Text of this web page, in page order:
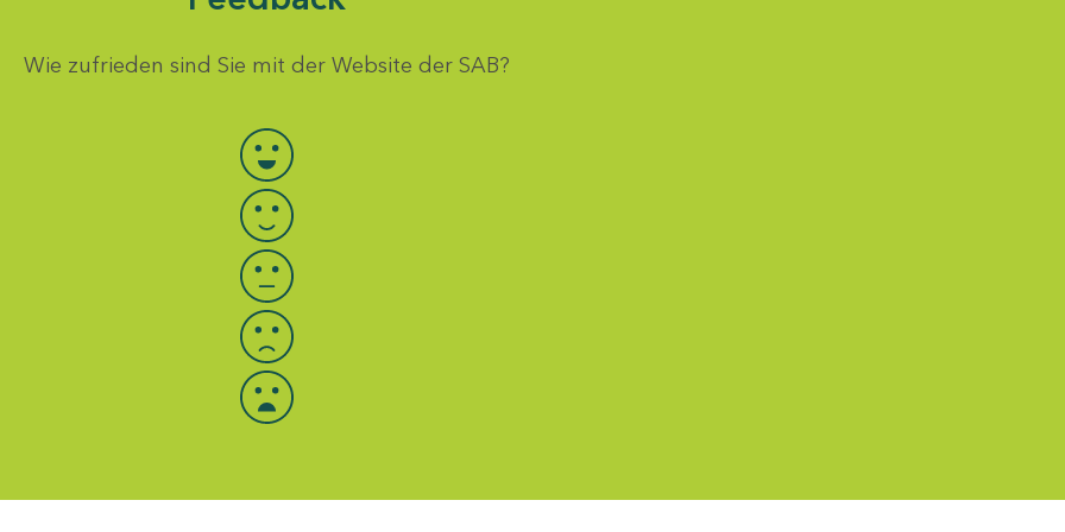
Wie zufrieden sind Sie mit der Website der SAB?
Bewertung auswählen